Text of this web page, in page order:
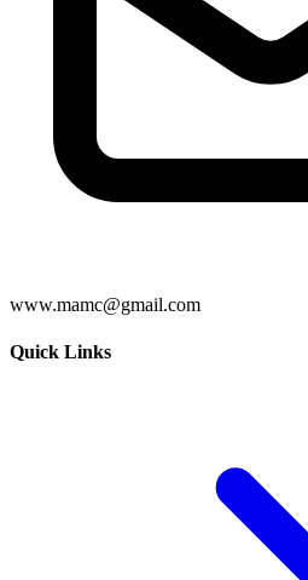
www.mamc@gmail.com
Quick Links